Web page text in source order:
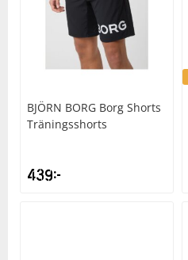
BJÖRN BORG Borg Shorts
Träningsshorts
439kr